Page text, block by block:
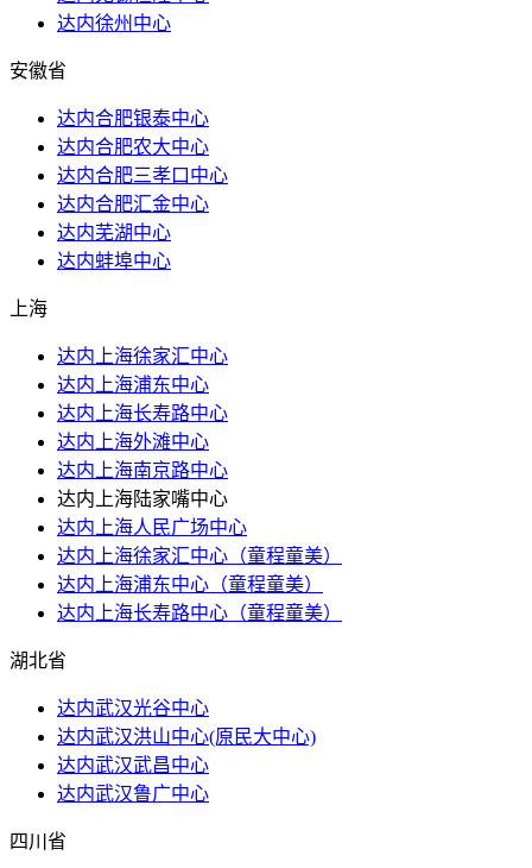
达内徐州中心
安徽省
达内合肥银泰中心
达内合肥农大中心
达内合肥三孝口中心
达内合肥汇金中心
达内芜湖中心
达内蚌埠中心
上海
达内上海徐家汇中心
达内上海浦东中心
达内上海长寿路中心
达内上海外滩中心
达内上海南京路中心
达内上海陆家嘴中心
达内上海人民广场中心
达内上海徐家汇中心（童程童美）
达内上海浦东中心（童程童美）
达内上海长寿路中心（童程童美）
湖北省
达内武汉光谷中心
达内武汉洪山​中心(原民大中心)
达内武汉武昌中心
达内武汉鲁广中心
四川省